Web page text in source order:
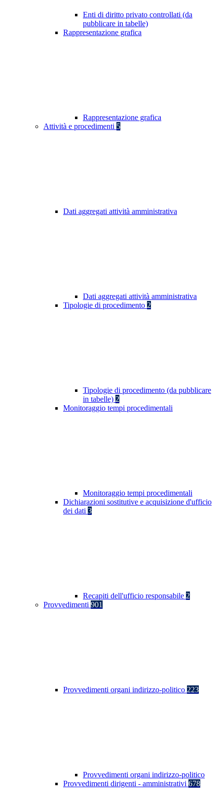
Enti di diritto privato controllati (da
pubblicare in tabelle)
Rappresentazione grafica
Rappresentazione grafica
Attività e procedimenti 5
Dati aggregati attività amministrativa
Dati aggregati attività amministrativa
Tipologie di procedimento 2
Tipologie di procedimento (da pubblicare
in tabelle) 2
Monitoraggio tempi procedimentali
Monitoraggio tempi procedimentali
Dichiarazioni sostitutive e acquisizione d'ufficio
dei dati 3
Recapiti dell'ufficio responsabile 2
Provvedimenti 901
Provvedimenti organi indirizzo-politico 223
Provvedimenti organi indirizzo-politico
Provvedimenti dirigenti - amministrativi 678